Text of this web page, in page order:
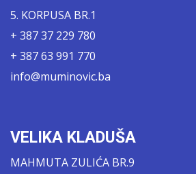
5. KORPUSA BR.1
+ 387 37 229 780
+ 387 63 991 770
info@muminovic.ba
VELIKA KLADUŠA
MAHMUTA ZULIĆA BR.9